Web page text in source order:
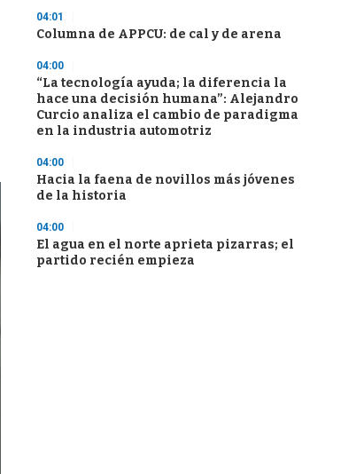
04:01
Columna de APPCU: de cal y de arena
04:00
“La tecnología ayuda; la diferencia la
hace una decisión humana”: Alejandro
Curcio analiza el cambio de paradigma
en la industria automotriz
04:00
Hacia la faena de novillos más jóvenes
de la historia
04:00
El agua en el norte aprieta pizarras; el
partido recién empieza